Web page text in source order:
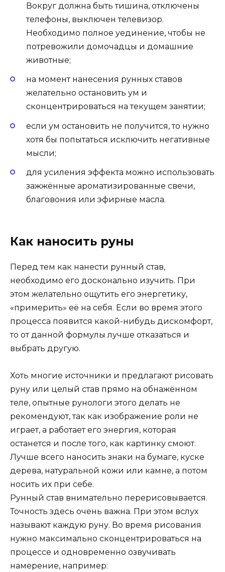
Вокруг должна быть тишина, отключены
телефоны, выключен телевизор.
Необходимо полное уединение, чтобы не
потревожили домочадцы и домашние
животные;
на момент нанесения рунных ставов
желательно остановить ум и
сконцентрироваться на текущем занятии;
если ум остановить не получится, то нужно
хотя бы попытаться исключить негативные
мысли;
для усиления эффекта можно использовать
зажжённые ароматизированные свечи,
благовония или эфирные масла.
Как наносить руны
Перед тем как нанести рунный став,
необходимо его досконально изучить. При
этом желательно ощутить его энергетику,
«примерить» её на себя. Если во время этого
процесса появится какой-нибудь дискомфорт,
то от данной формулы лучше отказаться и
выбрать другую.
Хоть многие источники и предлагают рисовать
руну или целый став прямо на обнажённом
теле, опытные рунологи этого делать не
рекомендуют, так как изображение роли не
играет, а работает его энергия, которая
останется и после того, как картинку смоют.
Лучше всего наносить знаки на бумаге, куске
дерева, натуральной кожи или камне, а потом
носить их при себе.
Рунный став внимательно перерисовывается.
Точность здесь очень важна. При этом вслух
называют каждую руну. Во время рисования
нужно максимально сконцентрироваться на
процессе и одновременно озвучивать
намерение, например: